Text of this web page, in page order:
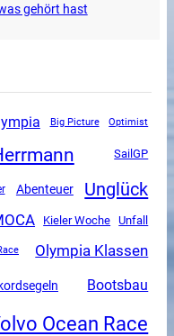
gehört hast
Big Picture Optimist
SailGP
Abenteuer Unglück
Kieler Woche Unfall
Olympia Klassen
Bootsbau
Ocean Race